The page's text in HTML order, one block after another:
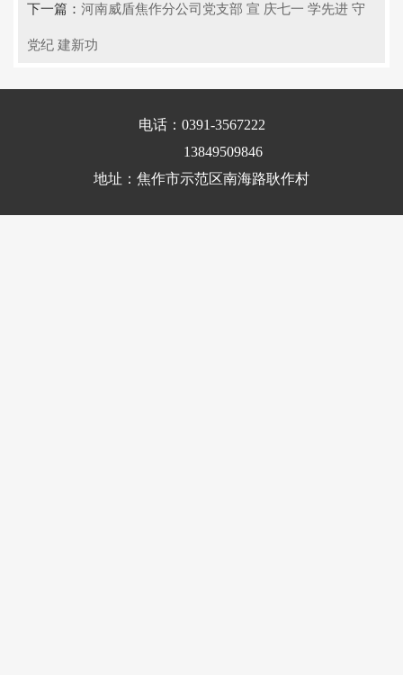
下一篇： 河南威盾焦作分公司党支部 宣 庆七一 学先进 守
党纪 建新功
电话：0391-3567222
13849509846
地址：焦作市示范区南海路耿作村